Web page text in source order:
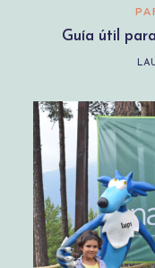
Guía útil